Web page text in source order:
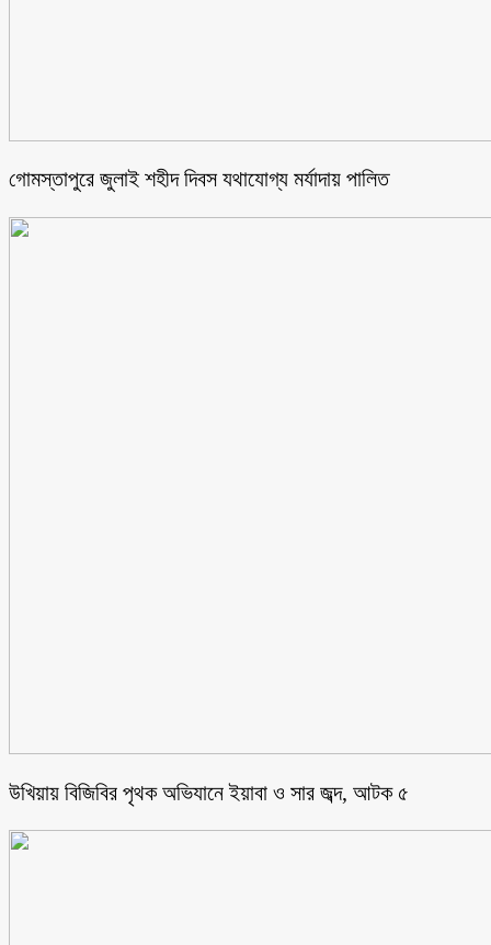
গোমস্তাপুরে জুলাই শহীদ দিবস যথাযোগ্য মর্যাদায় পালিত
উখিয়ায় বিজিবির পৃথক অভিযানে ইয়াবা ও সার জব্দ, আটক ৫